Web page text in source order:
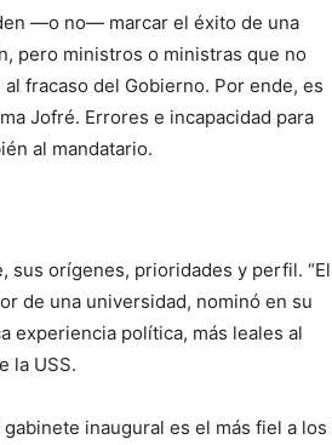
―o no― marcar el éxito de una
pero ministros o ministras que no
fracaso del Gobierno. Por ende, es
Jofré. Errores e incapacidad para
al mandatario.
sus orígenes, prioridades y perfil. “El
de una universidad, nominó en su
experiencia política, más leales al
la USS.
inaugural es el más fiel a los